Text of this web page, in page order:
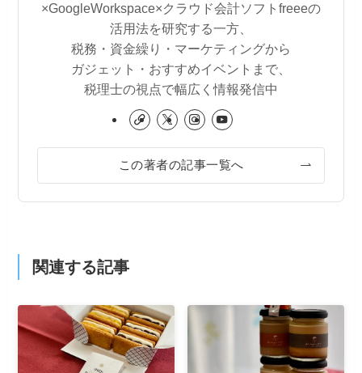
×GoogleWorkspace×クラウド会計ソフトfreeeの
活用法を研究する一方、
税務・資金繰り・マーケティングから
ガジェット・おすすめイベントまで、
税理士の視点で幅広く情報発信中
この著者の記事一覧へ
関連する記事